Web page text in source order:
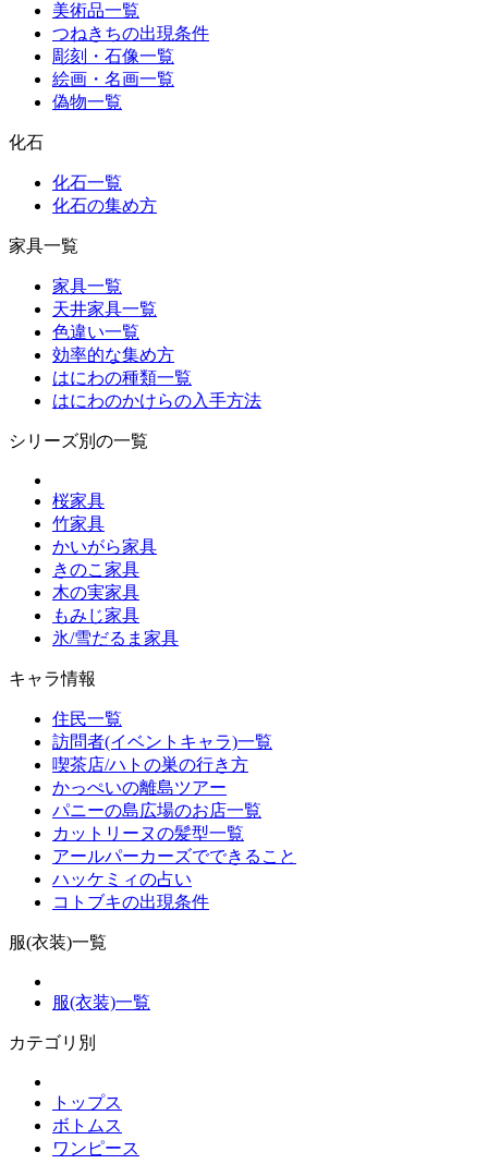
美術品一覧
つねきちの出現条件
彫刻・石像一覧
絵画・名画一覧
偽物一覧
化石
化石一覧
化石の集め方
家具一覧
家具一覧
天井家具一覧
色違い一覧
効率的な集め方
はにわの種類一覧
はにわのかけらの入手方法
シリーズ別の一覧
桜家具
竹家具
かいがら家具
きのこ家具
木の実家具
もみじ家具
氷/雪だるま家具
キャラ情報
住民一覧
訪問者(イベントキャラ)一覧
喫茶店/ハトの巣の行き方
かっぺいの離島ツアー
パニーの島広場のお店一覧
カットリーヌの髪型一覧
アールパーカーズでできること
ハッケミィの占い
コトブキの出現条件
服(衣装)一覧
服(衣装)一覧
カテゴリ別
トップス
ボトムス
ワンピース